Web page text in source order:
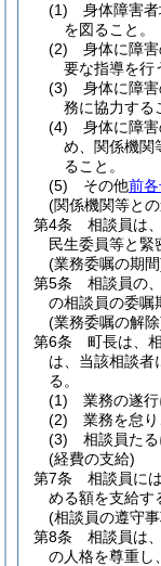
(1)
身体障害
を図ること。
(2)
身体に障
要な指導を行
(3)
身体に障
務に協力する
(4)
身体に障
め、関係機関
ること。
(5)
その他前
(関係機関等と
第4条
相談員は
民生委員等と緊
(業務委嘱の期
第5条
相談員の
の相談員の委嘱
(業務委嘱の解
第6条
町長は、
は、当該相談者
る。
(1)
業務の遂
(2)
業務を怠
(3)
相談員た
(経費の支給)
第7条
相談員に
める額を支給す
(相談員の遵守
第8条
相談員は
の人格を尊重し